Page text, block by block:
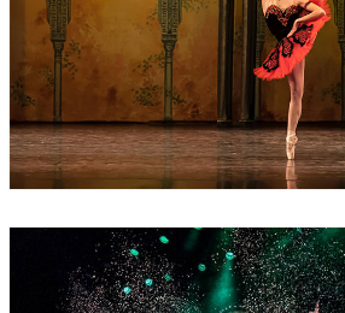
2022-03-12
Quilmes dejÃ³ dos puntos en
partido
La bailarina quilmeÃ±a Nadia
anuncia su retiro